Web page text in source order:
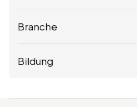
Branche
Bildung